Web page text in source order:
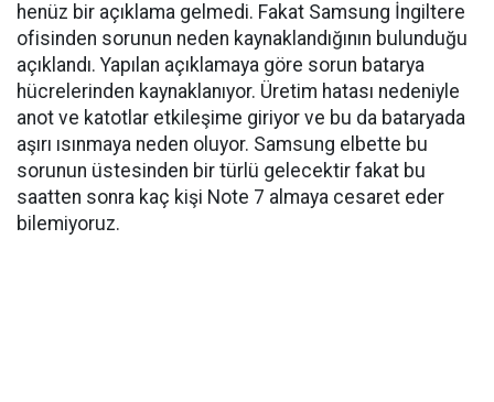
henüz bir açıklama gelmedi. Fakat Samsung İngiltere
ofisinden sorunun neden kaynaklandığının bulunduğu
açıklandı. Yapılan açıklamaya göre sorun batarya
hücrelerinden kaynaklanıyor. Üretim hatası nedeniyle
anot ve katotlar etkileşime giriyor ve bu da bataryada
aşırı ısınmaya neden oluyor. Samsung elbette bu
sorunun üstesinden bir türlü gelecektir fakat bu
saatten sonra kaç kişi Note 7 almaya cesaret eder
bilemiyoruz.